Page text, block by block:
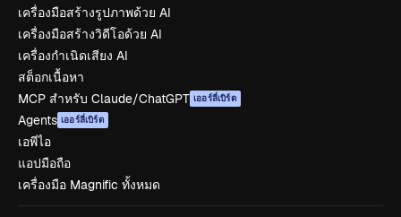
เครื่องมือสร้างรูปภาพด้วย AI
เครื่องมือสร้างวิดีโอด้วย AI
เครื่องกำเนิดเสียง AI
สต็อกเนื้อหา
MCP สำหรับ Claude/ChatGPT เออร์ลี่เบิร์ด
Agents เออร์ลี่เบิร์ด
เอพีไอ
แอปมือถือ
เครื่องมือ Magnific ทั้งหมด